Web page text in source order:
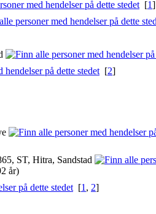
[1]
[2]
ST, Hitra, Sandstad
år)
[1, 2]